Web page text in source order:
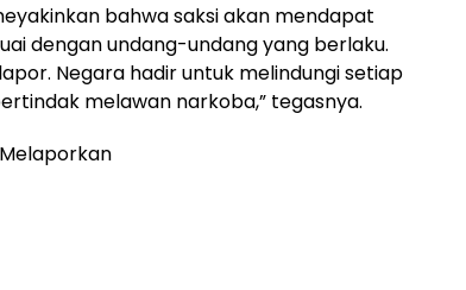
bahwa saksi akan mendapat
dengan undang-undang yang berlaku.
Negara hadir untuk melindungi setiap
melawan narkoba,” tegasnya.